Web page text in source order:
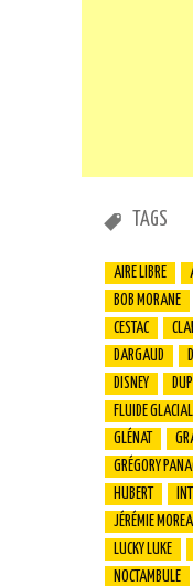
TAGS
AIRE LIBRE
BOB MORANE
CESTAC
DARGAUD
DISNEY
FLUIDE GLACIAL
GLÉNAT
GRÉGORY
HUBERT
JÉRÉMIE
LUCKY LUKE
NOCTAMBULE